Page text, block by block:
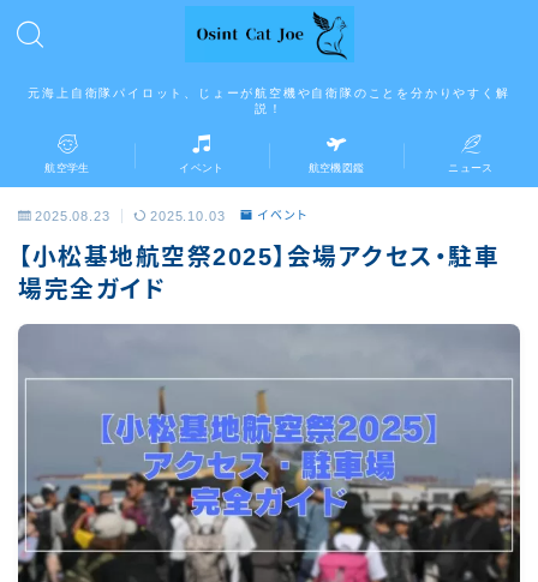
元海上自衛隊パイロット、じょーが航空機や自衛隊のことを分かりやすく解
説！
航空学生 イベント 航空機図鑑 ニュース
2025.08.23 2025.10.03 イベント
【小松基地航空祭2025】会場アクセス・駐車
場完全ガイド